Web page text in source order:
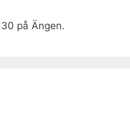
på Ängen.